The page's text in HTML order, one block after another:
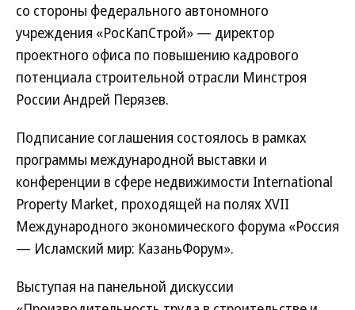
со стороны федерального автономного
учреждения «РосКапСтрой» — директор
проектного офиса по повышению кадрового
потенциала строительной отрасли Минстроя
России Андрей Перязев.
Подписание соглашения состоялось в рамках
программы международной выставки и
конференции в сфере недвижимости International
Property Market, проходящей на полях XVII
Международного экономического форума «Россия
— Исламский мир: КазаньФорум».
Выступая на панельной дискуссии